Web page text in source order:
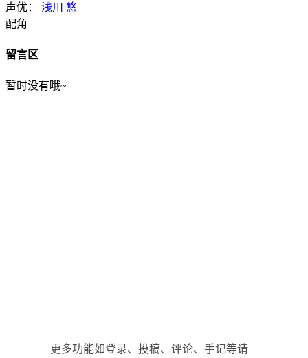
声优： 浅川 悠
配角
留言区
暂时没有哦~
更多功能如登录、投稿、评论、手记等请